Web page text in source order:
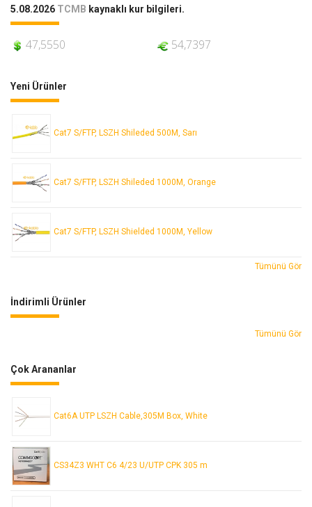
5.08.2026 TCMB kaynaklı kur bilgileri.
47,5550 54,7397
Yeni Ürünler
Cat7 S/FTP, LSZH Shileded 500M, Sarı
Cat7 S/FTP, LSZH Shileded 1000M, Orange
Cat7 S/FTP, LSZH Shielded 1000M, Yellow
Tümünü Gör
İndirimli Ürünler
Tümünü Gör
Çok Arananlar
Cat6A UTP LSZH Cable,305M Box, White
CS34Z3 WHT C6 4/23 U/UTP CPK 305 m